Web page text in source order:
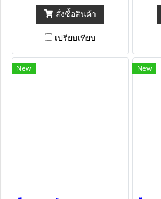
สั่งซื้อสินค้า
เปรียบเทียบ
New New